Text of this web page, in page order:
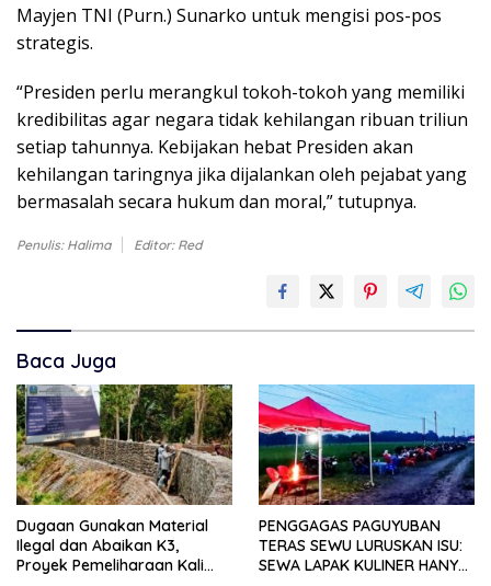
Mayjen TNI (Purn.) Sunarko untuk mengisi pos-pos
strategis.
“Presiden perlu merangkul tokoh-tokoh yang memiliki
kredibilitas agar negara tidak kehilangan ribuan triliun
setiap tahunnya. Kebijakan hebat Presiden akan
kehilangan taringnya jika dijalankan oleh pejabat yang
bermasalah secara hukum dan moral,” tutupnya.
Penulis: Halima Editor: Red
Baca Juga
Dugaan Gunakan Material
Ilegal dan Abaikan K3,
Proyek Pemeliharaan Kali
PENGGAGAS PAGUYUBAN
TERAS SEWU LURUSKAN ISU:
SEWA LAPAK KULINER HANYA